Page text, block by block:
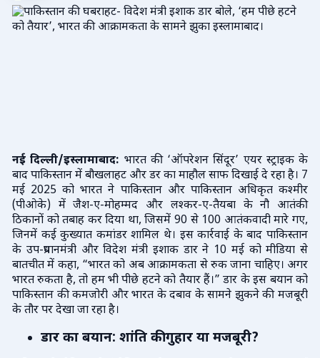
नई दिल्ली/इस्लामाबाद: भारत की ‘ऑपरेशन सिंदूर’ एयर स्ट्राइक के
बाद पाकिस्तान में बौखलाहट और डर का माहौल साफ दिखाई दे रहा है। 7
मई 2025 को भारत ने पाकिस्तान और पाकिस्तान अधिकृत कश्मीर
(पीओके) में जैश-ए-मोहम्मद और लश्कर-ए-तैयबा के नौ आतंकी
ठिकानों को तबाह कर दिया था, जिसमें 90 से 100 आतंकवादी मारे गए,
जिनमें कई कुख्यात कमांडर शामिल थे। इस कार्रवाई के बाद पाकिस्तान
के उप-प्रधानमंत्री और विदेश मंत्री इशाक डार ने 10 मई को मीडिया से
बातचीत में कहा, “भारत को अब आक्रामकता से रुक जाना चाहिए। अगर
भारत रुकता है, तो हम भी पीछे हटने को तैयार हैं।” डार के इस बयान को
पाकिस्तान की कमजोरी और भारत के दबाव के सामने झुकने की मजबूरी
के तौर पर देखा जा रहा है।
डार का बयान: शांति की गुहार या मजबूरी?